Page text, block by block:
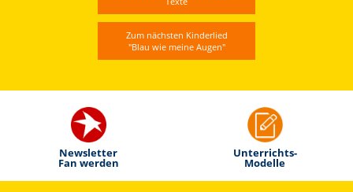
Zum nächsten Kinderlied
"Blau wie meine Augen"
Newsletter
Fan werden
Unterrichts-
Modelle